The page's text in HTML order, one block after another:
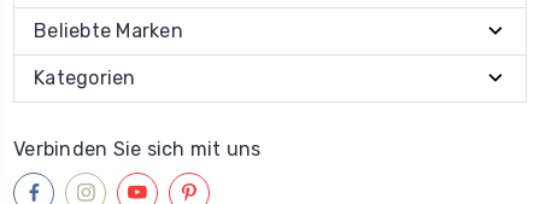
Beliebte Marken
Kategorien
Verbinden Sie sich mit uns